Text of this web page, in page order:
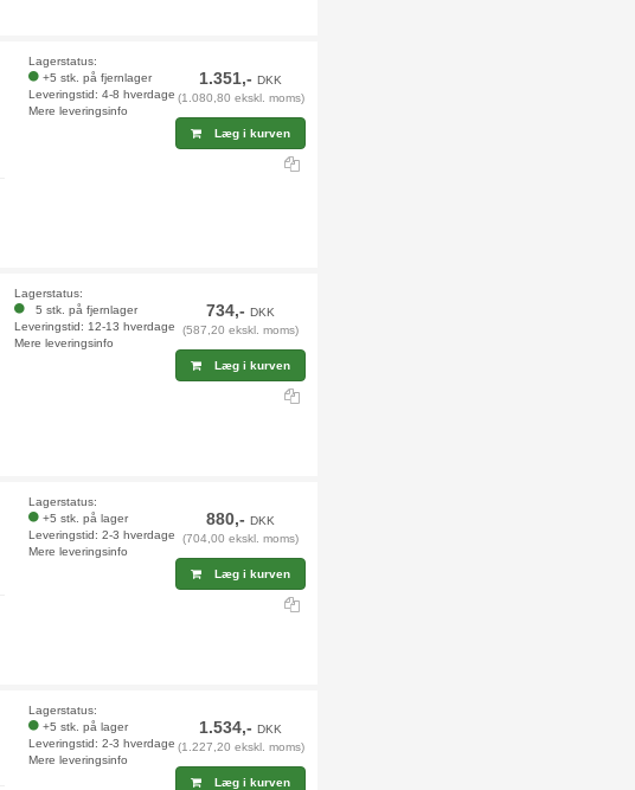
Lagerstatus:
+5 stk. på fjernlager
Leveringstid: 4-8 hverdage
Mere leveringsinfo
1.351,-DKK
(1.080,80 ekskl. moms)
Læg i kurven
Lagerstatus:
5 stk. på fjernlager
Leveringstid: 12-13 hverdage
Mere leveringsinfo
734,-DKK
(587,20 ekskl. moms)
Læg i kurven
Lagerstatus:
+5 stk. på lager
Leveringstid: 2-3 hverdage
Mere leveringsinfo
880,-DKK
(704,00 ekskl. moms)
Læg i kurven
Lagerstatus:
+5 stk. på lager
Leveringstid: 2-3 hverdage
Mere leveringsinfo
1.534,-DKK
(1.227,20 ekskl. moms)
Læg i kurven